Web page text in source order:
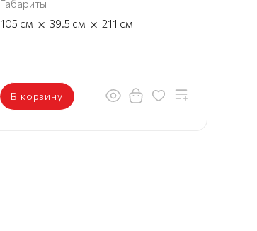
Габариты
105 см × 39.5 см × 211 см
В корзину